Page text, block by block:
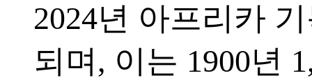
2024년 아프리카
되며, 이는 1900년